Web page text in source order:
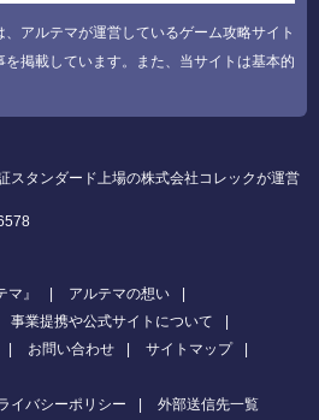
アルテマが運営しているゲーム攻略サイト
掲載しています。また、当サイトは基本的
スタンダード上場の株式会社コレックが運営
』
アルテマの想い
事業提携や公式サイトについて
お問い合わせ
サイトマップ
イバシーポリシー 外部送信先一覧